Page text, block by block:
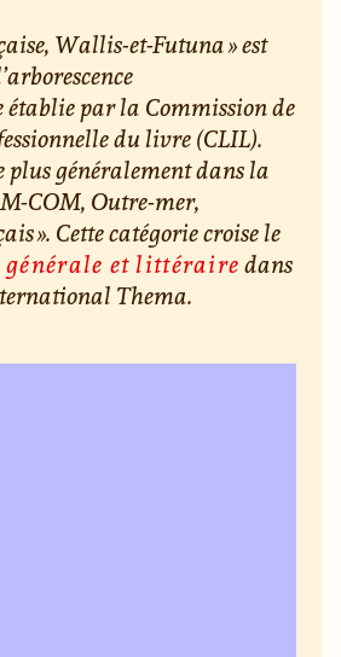
Wallis-et-Futuna » est
par la Commission de
du livre (CLIL).
plus généralement dans la
COM, Outre-mer,
». Cette catégorie croise le
générale et littérairedans
Thema.